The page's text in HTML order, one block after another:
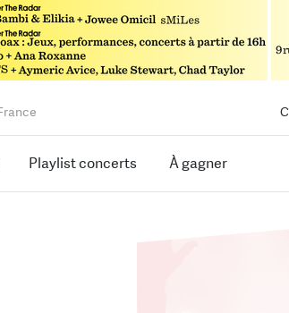
Playlist concerts À gagner